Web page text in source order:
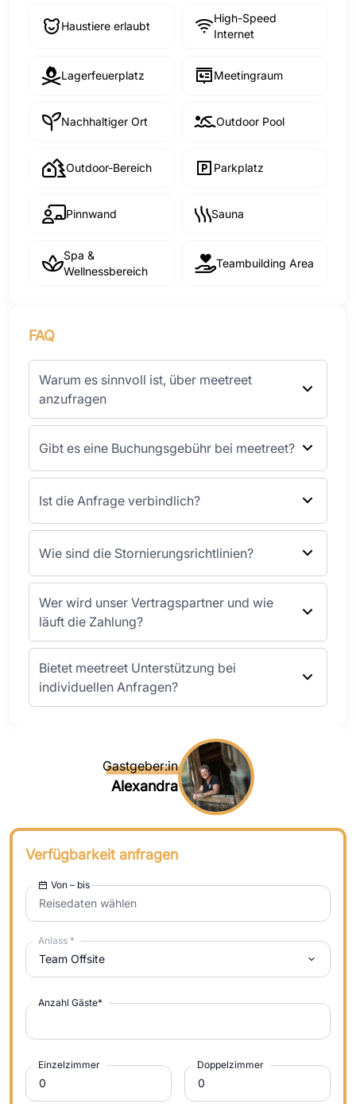
Haustiere erlaubt
High-Speed
Internet
Lagerfeuerplatz Meetingraum
Nachhaltiger Ort Outdoor Pool
Outdoor-Bereich Parkplatz
Pinnwand Sauna
Spa &
Wellnessbereich
Teambuilding Area
FAQ
Warum es sinnvoll ist, über meetreet
anzufragen
Gibt es eine Buchungsgebühr bei meetreet?
Ist die Anfrage verbindlich?
Wie sind die Stornierungsrichtlinien?
Wer wird unser Vertragspartner und wie
läuft die Zahlung?
Bietet meetreet Unterstützung bei
individuellen Anfragen?
Gastgeber:in
Alexandra
Verfügbarkeit anfragen
Reisedaten wählen
Von – bis
Team Offsite
Anlass *
Anzahl Gäste*
Einzelzimmer Doppelzimmer